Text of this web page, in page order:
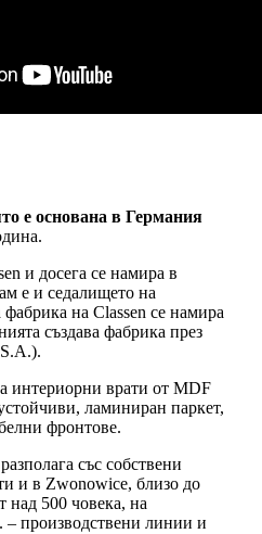
е основана в Германия
и досега се намира в
е и седалището на
на Classen се намира
създава фабрика през
интериорни врати от MDF
ламиниран паркет,
фронтове.
със собствени
и в Zwonowice, близо до
над 500 човека, на
– производствени линии и